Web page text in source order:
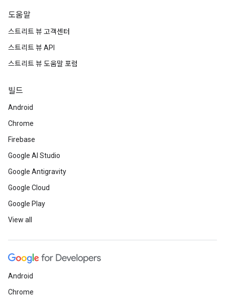
도움말
스트리트 뷰 고객센터
스트리트 뷰 API
스트리트 뷰 도움말 포럼
빌드
Android
Chrome
Firebase
Google AI Studio
Google Antigravity
Google Cloud
Google Play
View all
Android
Chrome